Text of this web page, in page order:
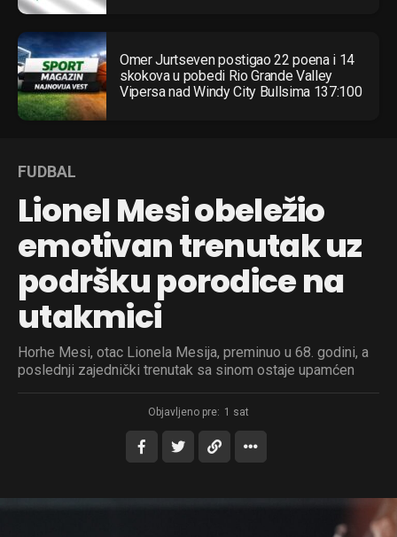
Omer Jurtseven postigao 22 poena i 14
skokova u pobedi Rio Grande Valley
Vipersa nad Windy City Bullsima 137:100
FUDBAL
Lionel Mesi obeležio
emotivan trenutak uz
podršku porodice na
utakmici
Horhe Mesi, otac Lionela Mesija, preminuo u 68. godini, a
poslednji zajednički trenutak sa sinom ostaje upamćen
Objavljeno pre: 1 sat